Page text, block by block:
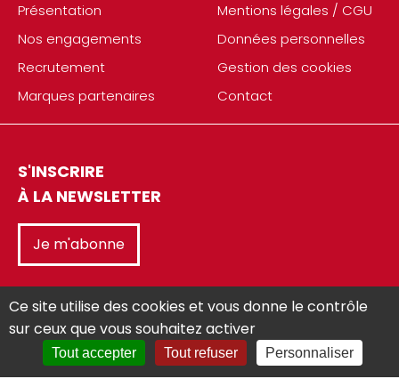
Présentation
Nos engagements
Recrutement
Marques partenaires
Mentions légales / CGU
Données personnelles
Gestion des cookies
Contact
S'INSCRIRE
À LA NEWSLETTER
Je m'abonne
Réalisé avec
Ce site utilise des cookies et vous donne le contrôle
sur ceux que vous souhaitez activer
Tout accepter Tout refuser Personnaliser